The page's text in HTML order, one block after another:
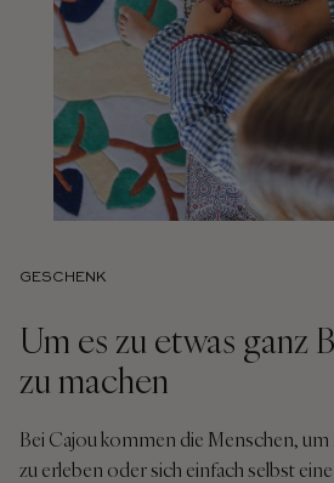
GESCHENK
Um es zu etwas ganz
zu machen
Bei Cajou kommen die Menschen, um
zu erleben oder sich einfach selbst